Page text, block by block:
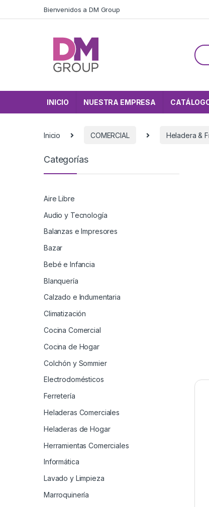
Bienvenidos a DM Group
INICIO NUESTRA EMPRESA
Inicio COMERCIAL Heladera &
Categorías
Aire Libre
Audio y Tecnología
Balanzas e Impresores
Bazar
Bebé e Infancia
Blanquería
Calzado e Indumentaria
Climatización
Cocina Comercial
Cocina de Hogar
Colchón y Sommier
Electrodomésticos
Ferretería
Heladeras Comerciales
Heladeras de Hogar
Herramientas Comerciales
Informática
Lavado y Limpieza
Marroquinería